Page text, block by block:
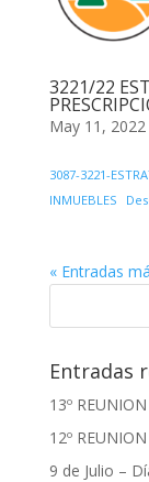
3221/22
May 11, 2022
3087-3221-
INMUEBLES
« Entradas
Entradas
13º
12º
9 de Julio –